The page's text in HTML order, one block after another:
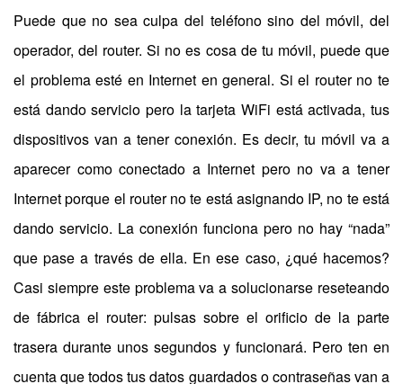
Puede que no sea culpa del teléfono sino del móvil, del
operador, del router. Si no es cosa de tu móvil, puede que
el problema esté en Internet en general. Si el router no te
está dando servicio pero la tarjeta WiFi está activada, tus
dispositivos van a tener conexión. Es decir, tu móvil va a
aparecer como conectado a Internet pero no va a tener
Internet porque el router no te está asignando IP, no te está
dando servicio. La conexión funciona pero no hay “nada”
que pase a través de ella. En ese caso, ¿qué hacemos?
Casi siempre este problema va a solucionarse reseteando
de fábrica el router: pulsas sobre el orificio de la parte
trasera durante unos segundos y funcionará. Pero ten en
cuenta que todos tus datos guardados o contraseñas van a